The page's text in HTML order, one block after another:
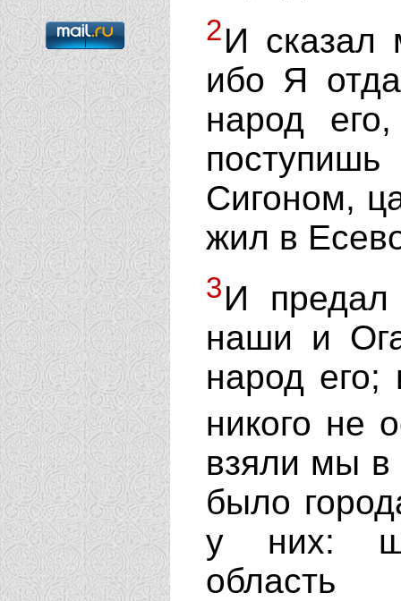
2И сказал
ибо Я
народ
Сигоном,
жил в
3И
наши и
народ его;
никого не
взяли мы в
было
у них: